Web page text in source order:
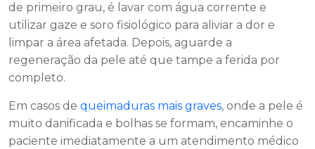
de primeiro grau, é lavar com água corrente e
utilizar gaze e soro fisiológico para aliviar a dor e
limpar a área afetada. Depois, aguarde a
regeneração da pele até que tampe a ferida por
completo.
Em casos de queimaduras mais graves, onde a pele é
muito danificada e bolhas se formam, encaminhe o
paciente imediatamente a um atendimento médico